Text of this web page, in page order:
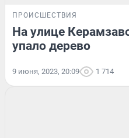
ПРОИСШЕСТВИЯ
На улице
упало дерево
9 июня, 2023, 20:09 1 714